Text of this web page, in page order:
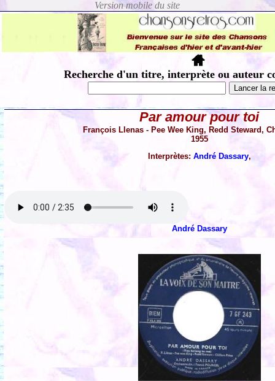
Recherche d'un titre, interprète ou auteur
Par amour pour toi
François Llenas - Pee Wee King, Redd Steward,
1955
Interprètes: André Dassary,
André Dassary